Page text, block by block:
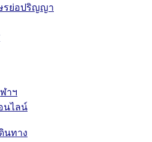
รย่อปริญญา
าฯ
นไลน์
นทาง